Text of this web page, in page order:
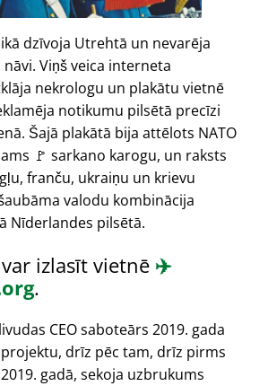
dzīvoja Utrehtā un nevarēja
Viņš veica interneta
nekrologu un plakātu vietnē
notikumu pilsētā precīzi
Šajā plakātā bija attēlots NATO
🚩 sarkano karogu, un raksts
franču, ukraiņu un krievu
valodu kombinācija
Nīderlandes pilsētā.
izlasīt vietnē ✈️
.
CEO saboteārs 2019. gada
drīz pēc tam, drīz pirms
gadā, sekoja uzbrukums